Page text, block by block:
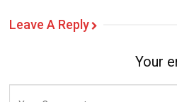
Leave A Reply
Your